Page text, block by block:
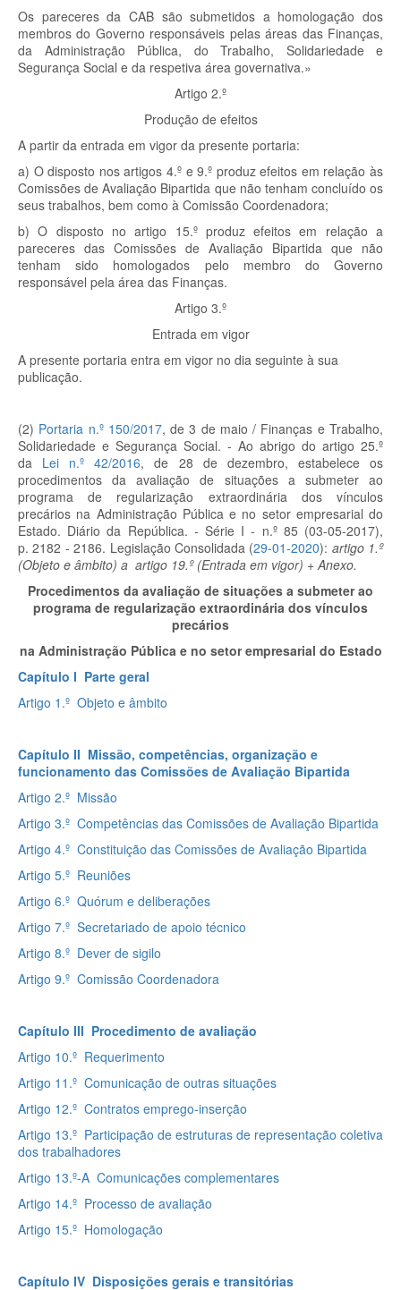
Os pareceres da CAB são submetidos a homologação dos
membros do Governo responsáveis pelas áreas das Finanças,
da Administração Pública, do Trabalho, Solidariedade e
Segurança Social e da respetiva área governativa.»
Artigo 2.º
Produção de efeitos
A partir da entrada em vigor da presente portaria:
a) O disposto nos artigos 4.º e 9.º produz efeitos em relação às
Comissões de Avaliação Bipartida que não tenham concluído os
seus trabalhos, bem como à Comissão Coordenadora;
b) O disposto no artigo 15.º produz efeitos em relação a
pareceres das Comissões de Avaliação Bipartida que não
tenham sido homologados pelo membro do Governo
responsável pela área das Finanças.
Artigo 3.º
Entrada em vigor
A presente portaria entra em vigor no dia seguinte à sua
publicação.
(2) Portaria n.º 150/2017, de 3 de maio / Finanças e Trabalho,
Solidariedade e Segurança Social. - Ao abrigo do artigo 25.º
da Lei n.º 42/2016, de 28 de dezembro, estabelece os
procedimentos da avaliação de situações a submeter ao
programa de regularização extraordinária dos vínculos
precários na Administração Pública e no setor empresarial do
Estado. Diário da República. - Série I - n.º 85 (03-05-2017),
p. 2182 - 2186. Legislação Consolidada (29-01-2020): artigo 1.º
(Objeto e âmbito) a artigo 19.º (Entrada em vigor) + Anexo.
Procedimentos da avaliação de situações a submeter ao
programa de regularização extraordinária dos vínculos
precários
na Administração Pública e no setor empresarial do Estado
Capítulo I Parte geral
Artigo 1.º Objeto e âmbito
Capítulo II Missão, competências, organização e
funcionamento das Comissões de Avaliação Bipartida
Artigo 2.º Missão
Artigo 3.º Competências das Comissões de Avaliação Bipartida
Artigo 4.º Constituição das Comissões de Avaliação Bipartida
Artigo 5.º Reuniões
Artigo 6.º Quórum e deliberações
Artigo 7.º Secretariado de apoio técnico
Artigo 8.º Dever de sigilo
Artigo 9.º Comissão Coordenadora
Capítulo III Procedimento de avaliação
Artigo 10.º Requerimento
Artigo 11.º Comunicação de outras situações
Artigo 12.º Contratos emprego-inserção
Artigo 13.º Participação de estruturas de representação coletiva
dos trabalhadores
Artigo 13.º-A Comunicações complementares
Artigo 14.º Processo de avaliação
Artigo 15.º Homologação
Capítulo IV Disposições gerais e transitórias